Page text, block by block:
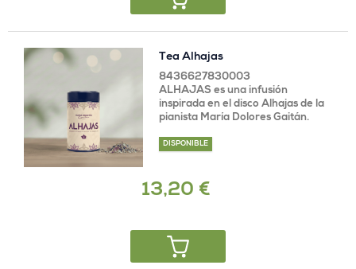
Tea Alhajas
8436627830003
ALHAJAS es una infusión
inspirada en el disco Alhajas de la
pianista María Dolores Gaitán.
DISPONIBLE
13,20 €